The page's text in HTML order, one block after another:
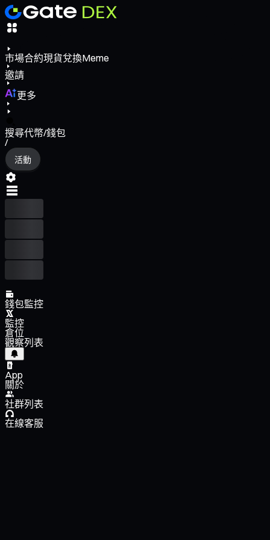
市場合約現貨兌換Meme
邀請
更多
搜尋代幣/錢包
/
活動
錢包監控
監控
倉位
觀察列表
App
關於
社群列表
在線客服